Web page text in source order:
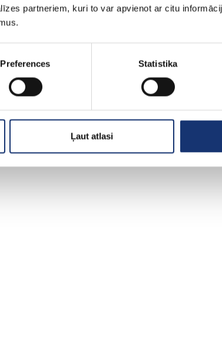
partneriem, kuri to var apvienot ar citu
Preferences Statistika
Ļaut atlasi
© 2023 SIA "VG Solar"
IzstrādājaSIA INT